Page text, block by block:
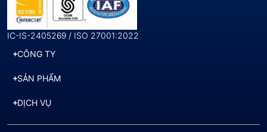
IC-IS-2405269 / ISO 27001:2022
CÔNG TY
SẢN PHẨM
DỊCH VỤ